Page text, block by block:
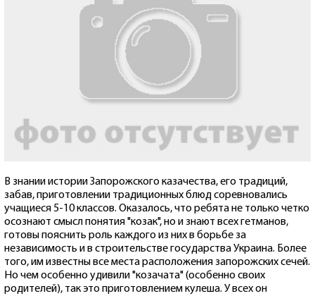
В знании истории Запорожского казачества, его традиций,
забав, приготовлении традиционных блюд соревновались
учащиеся 5-10 классов. Оказалось, что ребята не только четко
осознают смысл понятия "козак", но и знают всех гетманов,
готовы пояснить роль каждого из них в борьбе за
независимость и в строительстве государства Украина. Более
того, им известны все места расположения запорожских сечей.
Но чем особенно удивили "козачата" (особенно своих
родителей), так это приготовлением кулеша. У всех он